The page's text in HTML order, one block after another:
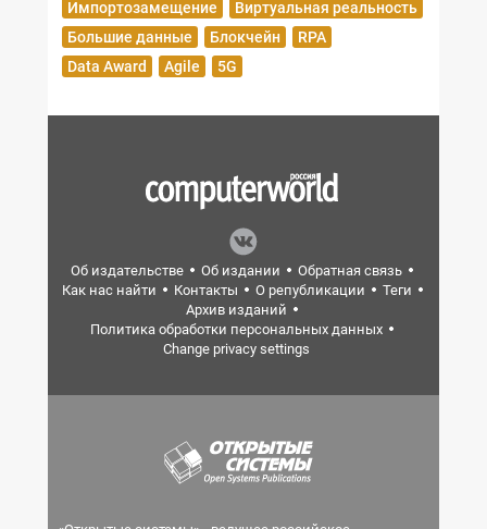
Импортозамещение
Виртуальная реальность
Большие данные
Блокчейн
RPA
Data Award
Agile 5G
Об издательстве Об издании
Обратная связь
Как нас найти
Контакты О републикации
Теги
Архив изданий
Политика обработки персональных данных
Change privacy settings